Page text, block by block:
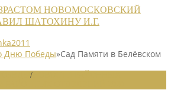
НОВОМОСКОВСКИЙ
ШАТОХИНУ И.Г.
Дню Победы»Сад Памяти в Белёвском
/